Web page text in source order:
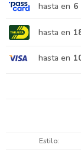
hasta en 6
hasta en
hasta en
Estilo